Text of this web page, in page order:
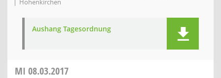
Hohenkirchen
Aushang Tagesordnung
MI 08.03.2017